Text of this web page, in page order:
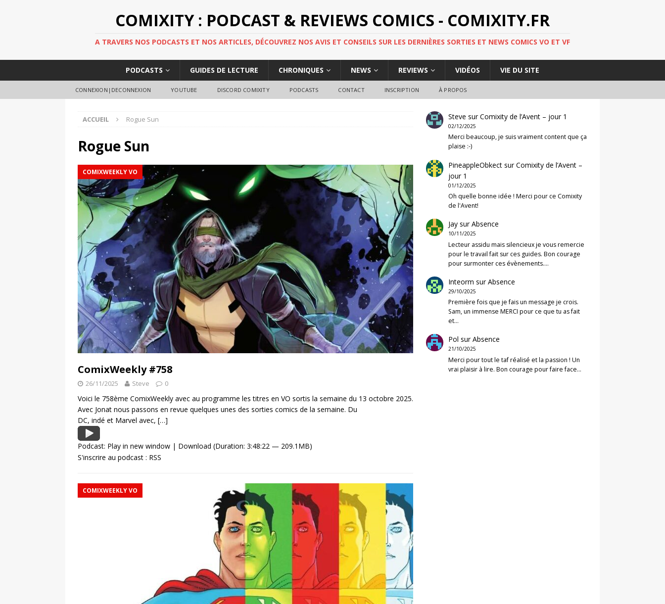
COMIXITY : PODCAST & REVIEWS COMICS - COMIXITY.FR
A TRAVERS NOS PODCASTS ET NOS ARTICLES, DÉCOUVREZ NOS AVIS ET CONSEILS SUR LES DERNIÈRES SORTIES ET NEWS COMICS VO ET VF
PODCASTS GUIDES DE LECTURE CHRONIQUES NEWS REVIEWS VIDÉOS VIE DU SITE
CONNEXION|DECONNEXION YOUTUBE DISCORD COMIXITY PODCASTS CONTACT INSCRIPTION À PROPOS
ACCUEIL Rogue Sun
Rogue Sun
COMIXWEEKLY VO
ComixWeekly #758
26/11/2025 Steve 0
Voici le 758ème ComixWeekly avec au programme les titres en VO sortis la semaine du 13 octobre 2025.
Avec Jonat nous passons en revue quelques unes des sorties comics de la semaine. Du
DC, indé et Marvel avec, […]
Podcast: Play in new window | Download (Duration: 3:48:22 — 209.1MB)
S'inscrire au podcast : RSS
COMIXWEEKLY VO
Steve surComixity de l’Avent – jour 1
02/12/2025
Merci beaucoup, je suis vraiment content que ça
plaise :-)
PineappleObkect surComixity de l’Avent –
jour 1
01/12/2025
Oh quelle bonne idée ! Merci pour ce Comixity
de l'Avent!
Jay surAbsence
10/11/2025
Lecteur assidu mais silencieux je vous remercie
pour le travail fait sur ces guides. Bon courage
pour surmonter ces évènements.…
Inteorm surAbsence
29/10/2025
Première fois que je fais un message je crois.
Sam, un immense MERCI pour ce que tu as fait
et…
Pol surAbsence
21/10/2025
Merci pour tout le taf réalisé et la passion ! Un
vrai plaisir à lire. Bon courage pour faire face…